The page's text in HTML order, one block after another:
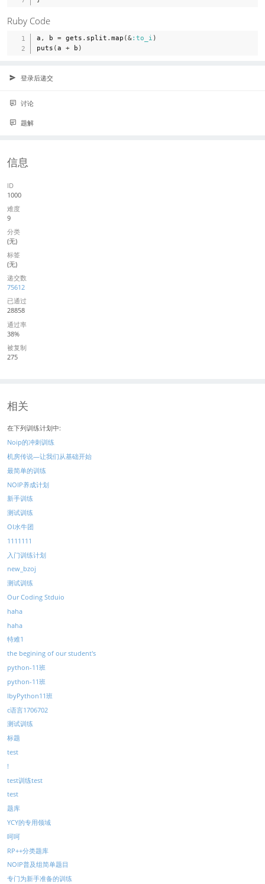
Ruby Code
a , b = gets . split . map (&:to_i )
puts (a + b )
登录后递交
讨论
题解
信息
ID
1000
难度
9
分类
(无)
标签
(无)
递交数
75612
已通过
28858
通过率
38%
被复制
275
相关
在下列训练计划中:
Noip的冲刺训练
机房传说—让我们从基础开始
最简单的训练
NOIP养成计划
新手训练
测试训练
OI水牛团
1111111
入门训练计划
new_bzoj
测试训练
Our Coding Stduio
haha
haha
特难1
the begining of our student's
python-11班
python-11班
lbyPython11班
c语言1706702
测试训练
标题
test
!
test训练test
test
题库
YCY的专用领域
呵呵
RP++分类题库
NOIP普及组简单题目
专门为新手准备的训练